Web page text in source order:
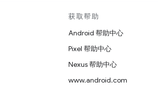
获取帮助
Android 帮助中心
Pixel 帮助中心
Nexus 帮助中心
www.android.com